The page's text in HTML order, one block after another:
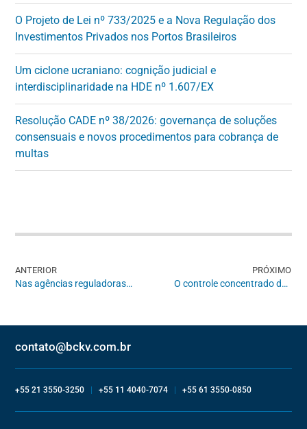
O Projeto de Lei nº 733/2025 e a Nova Regulação dos
Investimentos Privados nos Portos Brasileiros
Um ciclone ucraniano: cognição judicial e
interdisciplinaridade na HDE nº 1.607/EX
Resolução CADE nº 38/2026: governança de soluções
consensuais e novos procedimentos para cobrança de
multas
ANTERIOR
Nas agências reguladoras brasileiras, a captura seria política?
PRÓXIMO
O controle concentrado de constitucionalidade de decretos
contato@bckv.com.br
+55 21 3550-3250 +55 11 4040-7074 +55 61 3550-0850